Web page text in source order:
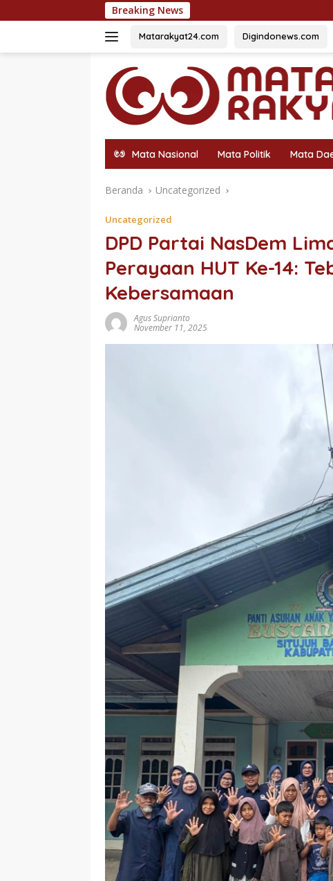
ke
Breaking News 54 Siswa Terbaik
Matarakyat24.com Digindonews.com
Mata Nasional Mata Politik Mata
Beranda Uncategorized
Uncategorized
DPD Partai NasDem
Perayaan HUT Ke-14:
Kebersamaan
Agus Suprianto
November 11, 2025